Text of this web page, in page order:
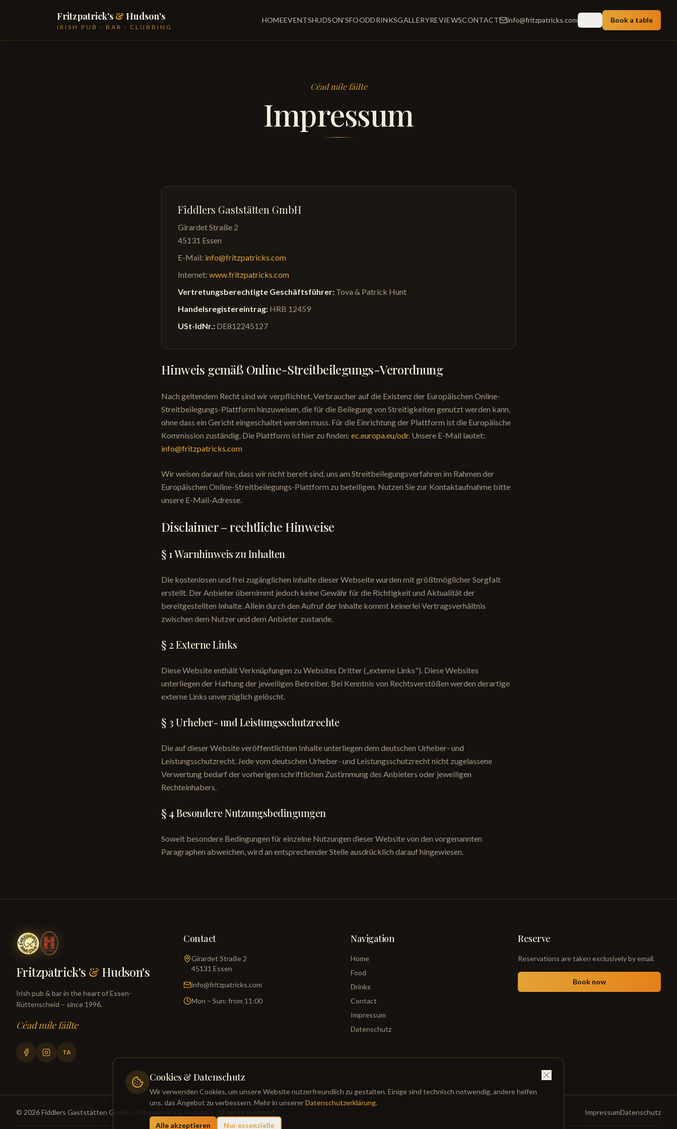
Fritzpatrick's & Hudson's
IRISH PUB · BAR · CLUBBING
HOMEEVENTSHUDSON'SFOODDRINKSGALLERYREVIEWSCONTACT info@fritzpatricks.com Book a table
Céad míle fáilte
Impressum
Fiddlers Gaststätten GmbH
Girardet Straße 2
45131 Essen
E-Mail: info@fritzpatricks.com
Internet: www.fritzpatricks.com
Vertretungsberechtigte Geschäftsführer: Tova & Patrick Hunt
Handelsregistereintrag: HRB 12459
USt-IdNr.: DE812245127
Hinweis gemäß Online-Streitbeilegungs-Verordnung
Nach geltendem Recht sind wir verpflichtet, Verbraucher auf die Existenz der Europäischen Online-
Streitbeilegungs-Plattform hinzuweisen, die für die Beilegung von Streitigkeiten genutzt werden kann,
ohne dass ein Gericht eingeschaltet werden muss. Für die Einrichtung der Plattform ist die Europäische
Kommission zuständig. Die Plattform ist hier zu finden: ec.europa.eu/odr. Unsere E-Mail lautet:
info@fritzpatricks.com
Wir weisen darauf hin, dass wir nicht bereit sind, uns am Streitbeilegungsverfahren im Rahmen der
Europäischen Online-Streitbeilegungs-Plattform zu beteiligen. Nutzen Sie zur Kontaktaufnahme bitte
unsere E-Mail-Adresse.
Disclaimer – rechtliche Hinweise
§ 1 Warnhinweis zu Inhalten
Die kostenlosen und frei zugänglichen Inhalte dieser Webseite wurden mit größtmöglicher Sorgfalt
erstellt. Der Anbieter übernimmt jedoch keine Gewähr für die Richtigkeit und Aktualität der
bereitgestellten Inhalte. Allein durch den Aufruf der Inhalte kommt keinerlei Vertragsverhältnis
zwischen dem Nutzer und dem Anbieter zustande.
§ 2 Externe Links
Diese Website enthält Verknüpfungen zu Websites Dritter („externe Links"). Diese Websites
unterliegen der Haftung der jeweiligen Betreiber. Bei Kenntnis von Rechtsverstößen werden derartige
externe Links unverzüglich gelöscht.
§ 3 Urheber- und Leistungsschutzrechte
Die auf dieser Website veröffentlichten Inhalte unterliegen dem deutschen Urheber- und
Leistungsschutzrecht. Jede vom deutschen Urheber- und Leistungsschutzrecht nicht zugelassene
Verwertung bedarf der vorherigen schriftlichen Zustimmung des Anbieters oder jeweiligen
Rechteinhabers.
§ 4 Besondere Nutzungsbedingungen
Soweit besondere Bedingungen für einzelne Nutzungen dieser Website von den vorgenannten
Paragraphen abweichen, wird an entsprechender Stelle ausdrücklich darauf hingewiesen.
Fritzpatrick's & Hudson's
Irish pub & bar in the heart of Essen-
Rüttenscheid – since 1996.
Céad míle fáilte
TA
Contact
Girardet Straße 2
45131 Essen
info@fritzpatricks.com
Mon – Sun: from 11:00
Navigation
Home
Food
Drinks
Contact
Impressum
Datenschutz
Reserve
Reservations are taken exclusively by email.
Book now
© 2026Fiddlers Gaststätten GmbH ImpressumDatenschutz
Cookies & Datenschutz
Wir verwenden Cookies, um unsere Website nutzerfreundlich zu gestalten. Einige sind technisch notwendig, andere helfen
uns, das Angebot zu verbessern. Mehr in unsererDatenschutzerklärung.
Alle akzeptieren Nur essenzielle